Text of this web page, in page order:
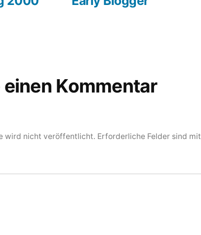
Kommentar
wird nicht veröffentlicht. Erforderliche Felder sind mit